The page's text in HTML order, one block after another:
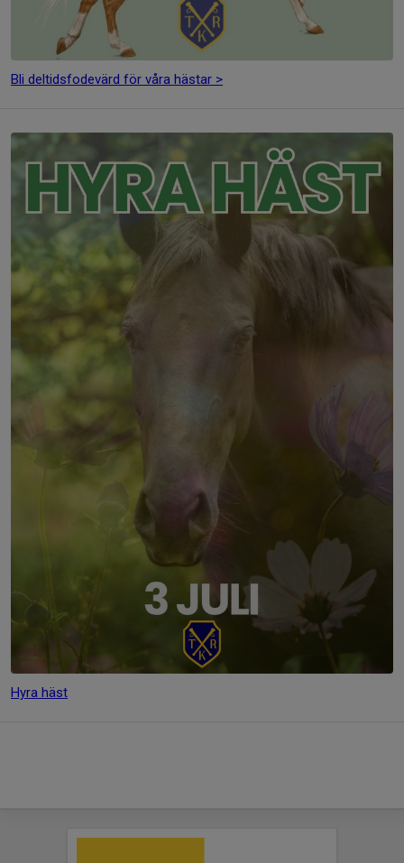
Bli deltidsfodevärd för våra hästar >
Hyra häst